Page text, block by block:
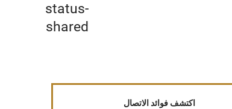
اكتشف فوائد الاتصال